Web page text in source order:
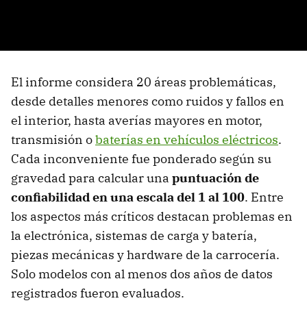
El informe considera 20 áreas problemáticas,
desde detalles menores como ruidos y fallos en
el interior, hasta averías mayores en motor,
transmisión obaterías en vehículos eléctricos.
Cada inconveniente fue ponderado según su
gravedad para calcular una puntuación de
confiabilidad en una escala del 1 al 100. Entre
los aspectos más críticos destacan problemas en
la electrónica, sistemas de carga y batería,
piezas mecánicas y hardware de la carrocería.
Solo modelos con al menos dos años de datos
registrados fueron evaluados.